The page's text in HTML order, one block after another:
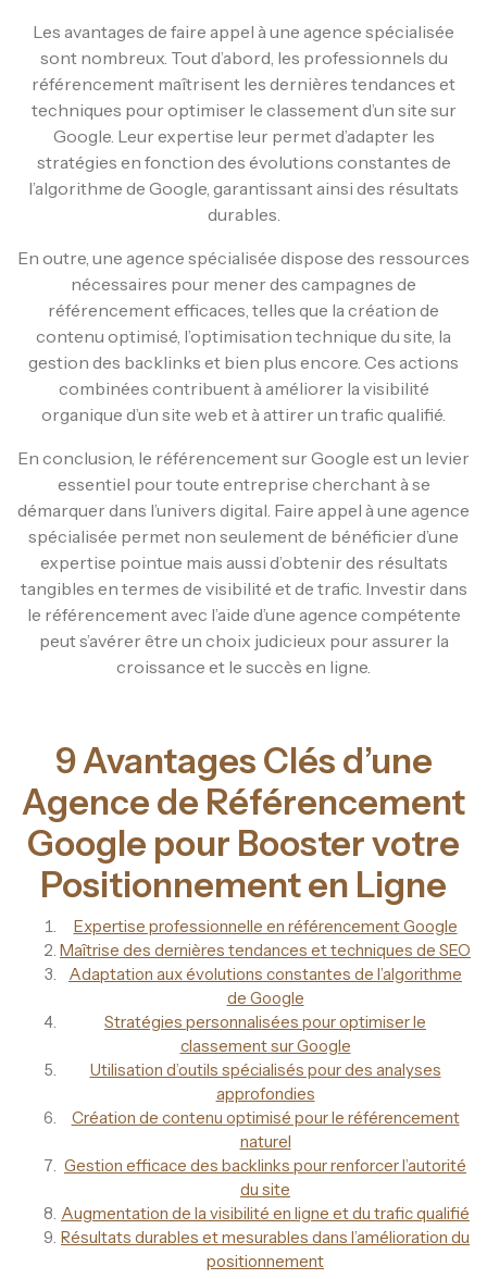
Les avantages de faire appel à une agence spécialisée
sont nombreux. Tout d’abord, les professionnels du
référencement maîtrisent les dernières tendances et
techniques pour optimiser le classement d’un site sur
Google. Leur expertise leur permet d’adapter les
stratégies en fonction des évolutions constantes de
l’algorithme de Google, garantissant ainsi des résultats
durables.
En outre, une agence spécialisée dispose des ressources
nécessaires pour mener des campagnes de
référencement efficaces, telles que la création de
contenu optimisé, l’optimisation technique du site, la
gestion des backlinks et bien plus encore. Ces actions
combinées contribuent à améliorer la visibilité
organique d’un site web et à attirer un trafic qualifié.
En conclusion, le référencement sur Google est un levier
essentiel pour toute entreprise cherchant à se
démarquer dans l’univers digital. Faire appel à une agence
spécialisée permet non seulement de bénéficier d’une
expertise pointue mais aussi d’obtenir des résultats
tangibles en termes de visibilité et de trafic. Investir dans
le référencement avec l’aide d’une agence compétente
peut s’avérer être un choix judicieux pour assurer la
croissance et le succès en ligne.
9 Avantages Clés d’une
Agence de Référencement
Google pour Booster votre
Positionnement en Ligne
Expertise professionnelle en référencement Google
Maîtrise des dernières tendances et techniques de SEO
Adaptation aux évolutions constantes de l’algorithme
de Google
Stratégies personnalisées pour optimiser le
classement sur Google
Utilisation d’outils spécialisés pour des analyses
approfondies
Création de contenu optimisé pour le référencement
naturel
Gestion efficace des backlinks pour renforcer l’autorité
du site
Augmentation de la visibilité en ligne et du trafic qualifié
Résultats durables et mesurables dans l’amélioration du
positionnement